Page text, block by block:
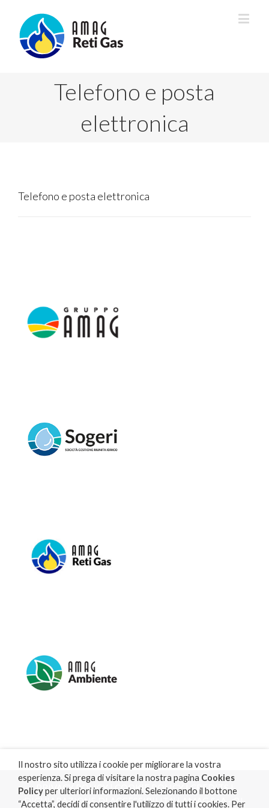
Telefono e posta
elettronica
Telefono e posta elettronica
PRIVACY POLICY|COOKIE POLICY|CREDITS|
DICHIARAZIONE DI ACCESSIBILITA'| AMAG SpA - P.I.
Il nostro sito utilizza i cookie per migliorare la vostra
esperienza. Si prega di visitare la nostra pagina Cookies
Policyper ulteriori informazioni. Selezionando il bottone
“Accetta”, decidi di consentire l'utilizzo di tutti i cookies. Per